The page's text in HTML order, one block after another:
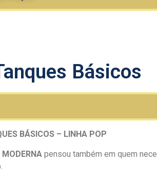
Básicos
BÁSICOS – LINHA POP
pensou também em quem